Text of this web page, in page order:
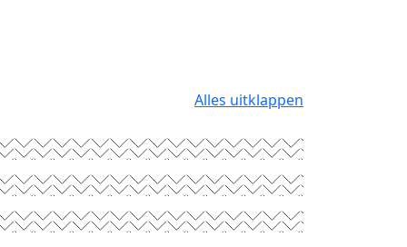
Alles uitklappen